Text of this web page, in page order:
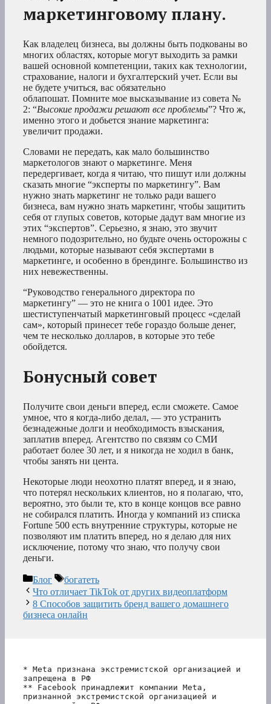
маркетинговому плану.
Как владелец бизнеса, вы должны быть подкованы во
многих областях, которые могут выходить за рамки
вашей основной компетенции, таких как технологии,
страхование, налоги и бухгалтерский учет. Если вы
не будете учиться, вас обязательно
облапошат. Помните мое высказывание из совета №
2: “Высокие продажи решают все проблемы”? Что ж,
именно этого и добьется знание маркетинга:
увеличит продажи.
Словами не передать, как мало большинство
маркетологов знают о маркетинге. Меня
передергивает, когда я читаю, что пишут или должны
сказать многие “эксперты по маркетингу”. Вам
нужно знать маркетинг не только ради вашего
бизнеса, вам нужно знать маркетинг, чтобы защитить
себя от глупых советов, которые дадут вам многие из
этих “экспертов”. Серьезно, я знаю, это звучит
немного подозрительно, но будьте очень осторожны с
людьми, которые называют себя экспертами в
маркетинге, и особенно в брендинге. Большинство из
них невежественны.
“Руководство генерального директора по
маркетингу” — это не книга о 1001 идее. Это
шестиступенчатый маркетинговый процесс «сделай
сам», который принесет тебе гораздо больше денег,
чем те несколько долларов, в которые это тебе
обойдется.
Бонусный совет
Получите свои деньги вперед, если сможете. Самое
умное, что я когда-либо делал, — это устранить
безнадежные долги и необходимость взыскания,
заплатив вперед. Агентство по связям со СМИ
работает более 30 лет, и я никогда не ходил в банк,
чтобы занять ни цента.
Некоторые люди неохотно платят вперед, и я знаю,
что потерял нескольких клиентов, но я полагаю, что,
вероятно, это были те, кто в конце концов все равно
не собирался платить. Иногда у компаний из списка
Fortune 500 есть внутренние структуры, которые не
позволяют им платить вперед, но я делаю для них
исключение, потому что знаю, что получу свои
деньги.
Рубрики
Блог Метки
богатеть
Что отличает TikTok от других видеоплатформ
8 Способов защитить бренд вашего домашнего
бизнеса онлайн
* Meta признана экстремистской организацией и
запрещена в РФ
** Facebook принадлежит компании Meta,
признанной экстремистской организацией и